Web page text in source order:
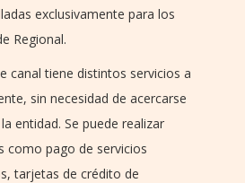
exclusivamente para los
Regional.
canal tiene distintos servicios a
sin necesidad de acercarse
entidad. Se puede realizar
como pago de servicios
tarjetas de crédito de